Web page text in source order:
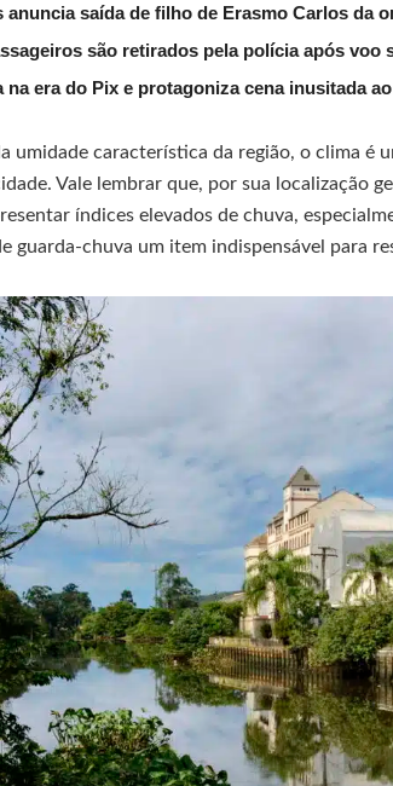
anuncia saída de filho de Erasmo Carlos da
são retirados pela polícia após voo
na era do Pix e protagoniza cena inusitada
umidade característica da região, o clima é
Vale lembrar que, por sua localização
índices elevados de chuva,
guarda-chuva um item indispensável para